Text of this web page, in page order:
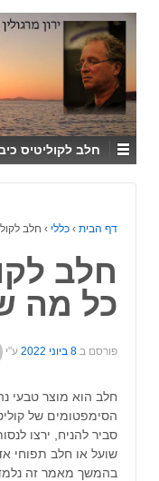
↓
SKIP
TO
MAIN
CONTENT
חלב לקוליטיס
דף הבית › כללי › חלב
חלב
כל מה
פורסם ב 8 ביוני 2022 ע"י
חלב הוא מוצר טבעי
הסימפטומים של
סביר להניח, ירצו
שועל או חלב תפוחי
בהמשך מאמר זה